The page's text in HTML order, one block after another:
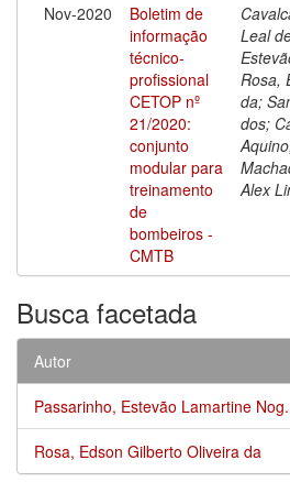
Nov-2020
Boletim de
informação
técnico-
profissional
CETOP nº
21/2020:
conjunto
modular para
treinamento
de
bombeiros -
CMTB
Leal
Rosa,
da;
dos;
Alex
Busca facetada
Autor
Passarinho, Estevão Lamartine
Rosa, Edson Gilberto Oliveira da